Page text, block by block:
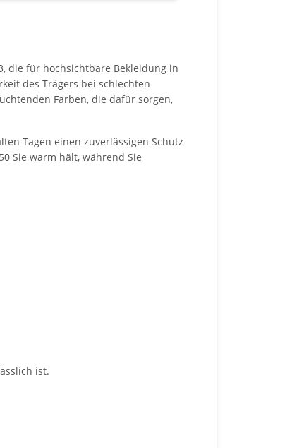
die für hochsichtbare Bekleidung in
des Trägers bei schlechten
Farben, die dafür sorgen,
Tagen einen zuverlässigen Schutz
Sie warm hält, während Sie
ist.